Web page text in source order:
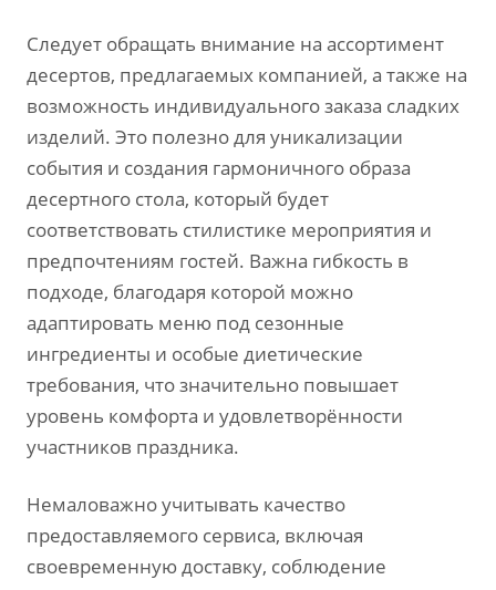
Следует обращать внимание на ассортимент
десертов‚ предлагаемых компанией‚ а также на
возможность индивидуального заказа сладких
изделий. Это полезно для уникализации
события и создания гармоничного образа
десертного стола‚ который будет
соответствовать стилистике мероприятия и
предпочтениям гостей. Важна гибкость в
подходе‚ благодаря которой можно
адаптировать меню под сезонные
ингредиенты и особые диетические
требования‚ что значительно повышает
уровень комфорта и удовлетворённости
участников праздника.
Немаловажно учитывать качество
предоставляемого сервиса‚ включая
своевременную доставку‚ соблюдение